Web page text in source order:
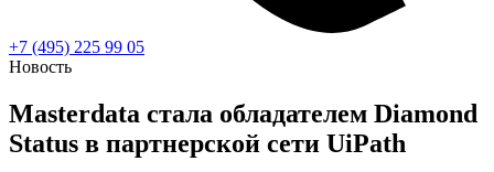
+7 (495) 225 99 05
Новость
Masterdata стала обладателем Diamond
Status в партнерской сети UiPath